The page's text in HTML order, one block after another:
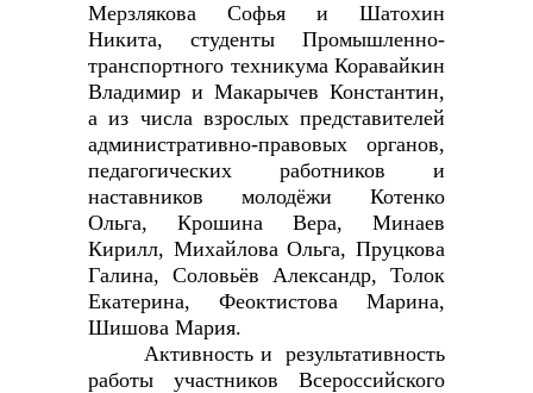
Мерзлякова Софья и Шатохин
Никита, студенты Промышленно-
транспортного техникума Коравайкин
Владимир и Макарычев Константин,
а из числа взрослых представителей
административно-правовых органов,
педагогических работников и
наставников молодёжи Котенко
Ольга, Крошина Вера, Минаев
Кирилл, Михайлова Ольга, Пруцкова
Галина, Соловьёв Александр, Толок
Екатерина, Феоктистова Марина,
Шишова Мария.
Активность и результативность
работы участников Всероссийского